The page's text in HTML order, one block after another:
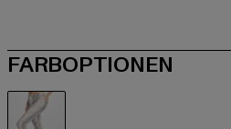
FARBOPTIONEN